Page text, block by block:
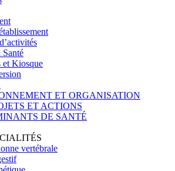
et Kiosque
ET ORGANISATION
ET ACTIONS
DE SANTÉ
vertébrale